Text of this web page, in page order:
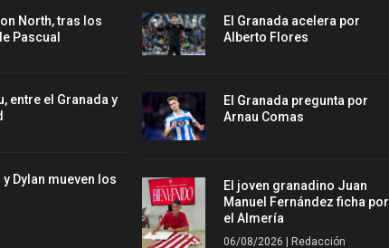
North, tras los
Pascual
entre el Granada y
y Dylan mueven los
El Granada acelera por
Alberto Flores
El Granada pregunta por
Arnau Comas
El joven granadino Juan
Manuel Fernández ficha por
el Almería
06/08/2026 | Redacción